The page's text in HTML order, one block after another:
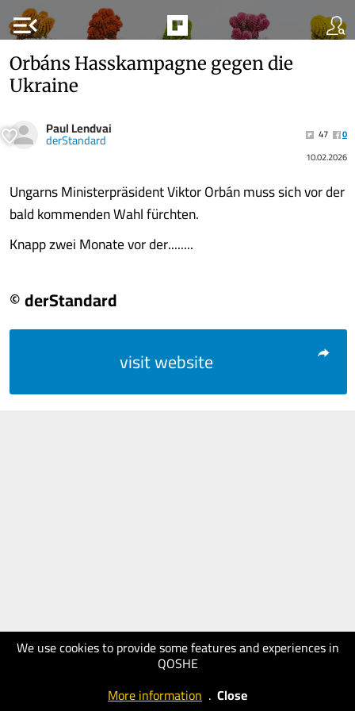
menu_open
We use cookies to provide some features and experiences in
QOSHE
More information . Close
Orbáns Hasskampagne gegen die
Ukraine
Paul Lendvai
derStandard 47
0
10.02.2026
Ungarns Ministerpräsident Viktor Orbán muss sich vor der
bald kommenden Wahl fürchten.
Knapp zwei Monate vor der........
© derStandard
visit website